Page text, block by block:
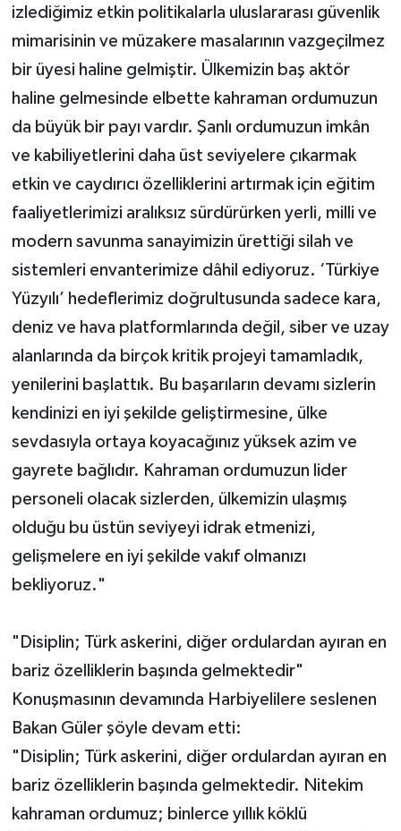
izlediğimiz etkin politikalarla uluslararası güvenlik
mimarisinin ve müzakere masalarının vazgeçilmez
bir üyesi haline gelmiştir. Ülkemizin baş aktör
haline gelmesinde elbette kahraman ordumuzun
da büyük bir payı vardır. Şanlı ordumuzun imkân
ve kabiliyetlerini daha üst seviyelere çıkarmak
etkin ve caydırıcı özelliklerini artırmak için eğitim
faaliyetlerimizi aralıksız sürdürürken yerli, milli ve
modern savunma sanayimizin ürettiği silah ve
sistemleri envanterimize dâhil ediyoruz. ‘Türkiye
Yüzyılı’ hedeflerimiz doğrultusunda sadece kara,
deniz ve hava platformlarında değil, siber ve uzay
alanlarında da birçok kritik projeyi tamamladık,
yenilerini başlattık. Bu başarıların devamı sizlerin
kendinizi en iyi şekilde geliştirmesine, ülke
sevdasıyla ortaya koyacağınız yüksek azim ve
gayrete bağlıdır. Kahraman ordumuzun lider
personeli olacak sizlerden, ülkemizin ulaşmış
olduğu bu üstün seviyeyi idrak etmenizi,
gelişmelere en iyi şekilde vakıf olmanızı
bekliyoruz."
"Disiplin; Türk askerini, diğer ordulardan ayıran en
bariz özelliklerin başında gelmektedir"
Konuşmasının devamında Harbiyelilere seslenen
Bakan Güler şöyle devam etti:
"Disiplin; Türk askerini, diğer ordulardan ayıran en
bariz özelliklerin başında gelmektedir. Nitekim
kahraman ordumuz; binlerce yıllık köklü